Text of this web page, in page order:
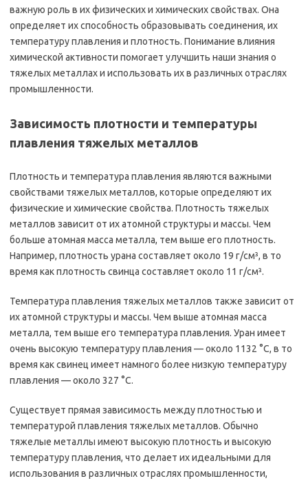
важную роль в их физических и химических свойствах. Она
определяет их способность образовывать соединения, их
температуру плавления и плотность. Понимание влияния
химической активности помогает улучшить наши знания о
тяжелых металлах и использовать их в различных отраслях
промышленности.
Зависимость плотности и температуры
плавления тяжелых металлов
Плотность и температура плавления являются важными
свойствами тяжелых металлов, которые определяют их
физические и химические свойства. Плотность тяжелых
металлов зависит от их атомной структуры и массы. Чем
больше атомная масса металла, тем выше его плотность.
Например, плотность урана составляет около 19 г/см³, в то
время как плотность свинца составляет около 11 г/см³.
Температура плавления тяжелых металлов также зависит от
их атомной структуры и массы. Чем выше атомная масса
металла, тем выше его температура плавления. Уран имеет
очень высокую температуру плавления — около 1132 °C, в то
время как свинец имеет намного более низкую температуру
плавления — около 327 °C.
Существует прямая зависимость между плотностью и
температурой плавления тяжелых металлов. Обычно
тяжелые металлы имеют высокую плотность и высокую
температуру плавления, что делает их идеальными для
использования в различных отраслях промышленности,